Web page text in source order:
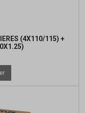
(4X110/115) +